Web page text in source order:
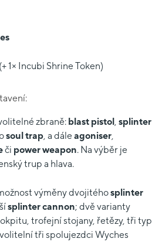
(+ 1× Incubi Shrine Token)
zbraně: blast pistol, splinter
soul trap, a dáleagoniser,
či power weapon. Na výběr je
trup a hlava.
výměny dvojitéhosplinter
splinter cannon; dvě varianty
trofejní stojany, řetězy, tři
tři spolujezdci Wyches